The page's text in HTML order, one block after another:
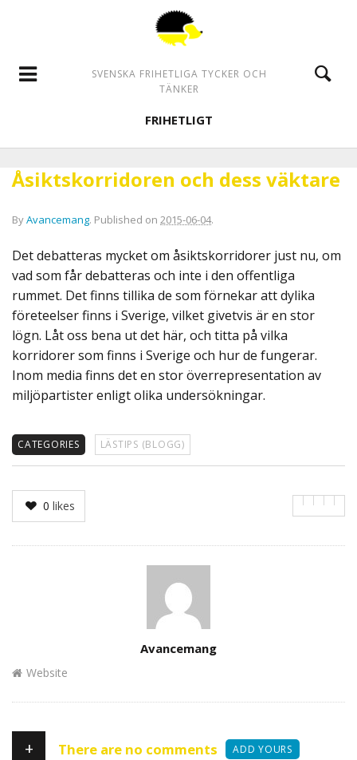
SVENSKA FRIHETLIGA TYCKER OCH
TÄNKER
FRIHETLIGT
Åsiktskorridoren och dess väktare
ByAvancemang. Published on 2015-06-04.
Det debatteras mycket om åsiktskorridorer just nu, om
vad som får debatteras och inte i den offentliga
rummet. Det finns tillika de som förnekar att dylika
företeelser finns i Sverige, vilket givetvis är en stor
lögn. Låt oss bena ut det här, och titta på vilka
korridorer som finns i Sverige och hur de fungerar.
Inom media finns det en stor överrepresentation av
miljöpartister enligt olika undersökningar.
CATEGORIES LÄSTIPS (BLOGG)
0 likes
Avancemang
Website
+ There are no comments ADD YOURS